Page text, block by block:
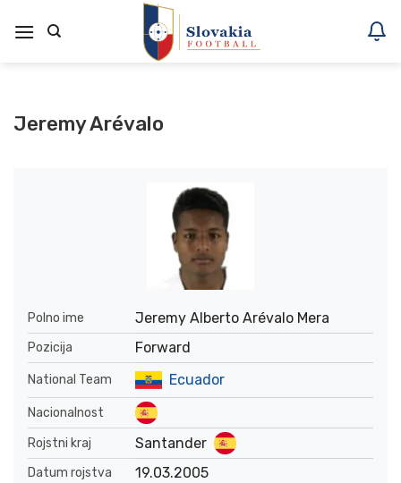
na
Jeremy Arévalo
Polno ime Jeremy Alberto Arévalo Mera
Pozicija Forward
National Team Ecuador
Nacionalnost
Rojstni kraj
Santander
Datum rojstva 19.03.2005